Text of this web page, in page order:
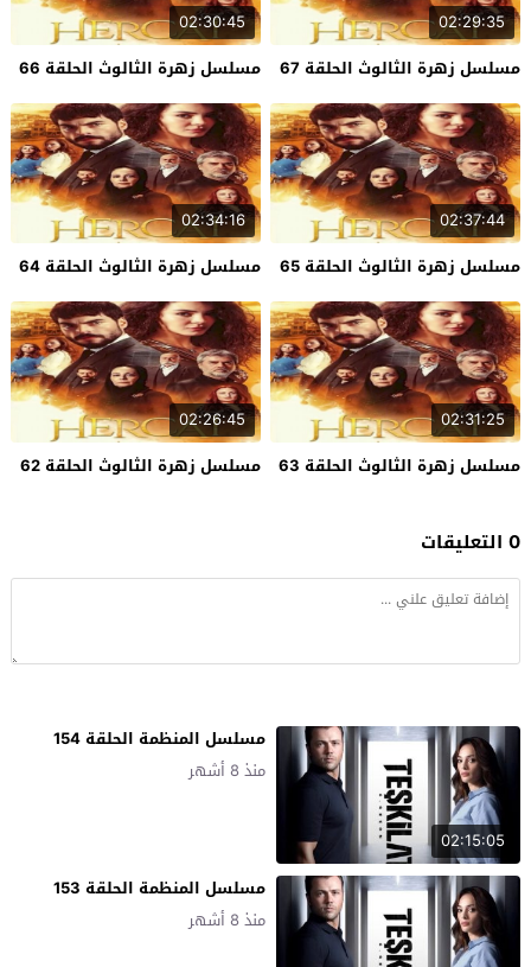
02:29:35
مسلسل زهرة الثالوث الحلقة 67
02:30:45
مسلسل زهرة الثالوث الحلقة 66
02:37:44
مسلسل زهرة الثالوث الحلقة 65
02:34:16
مسلسل زهرة الثالوث الحلقة 64
02:31:25
مسلسل زهرة الثالوث الحلقة 63
02:26:45
مسلسل زهرة الثالوث الحلقة 62
0 التعليقات
02:15:05
مسلسل المنظمة الحلقة 154
منذ 8 أشهر
مسلسل المنظمة الحلقة 153
منذ 8 أشهر